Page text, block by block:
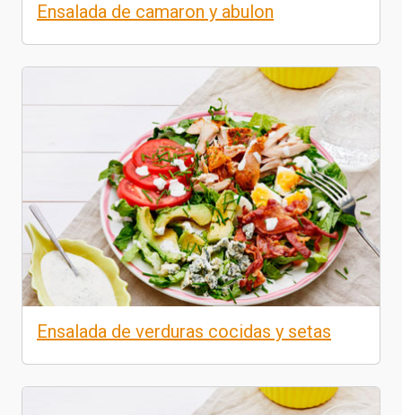
Ensalada de camaron y abulon
Ensalada de verduras cocidas y setas